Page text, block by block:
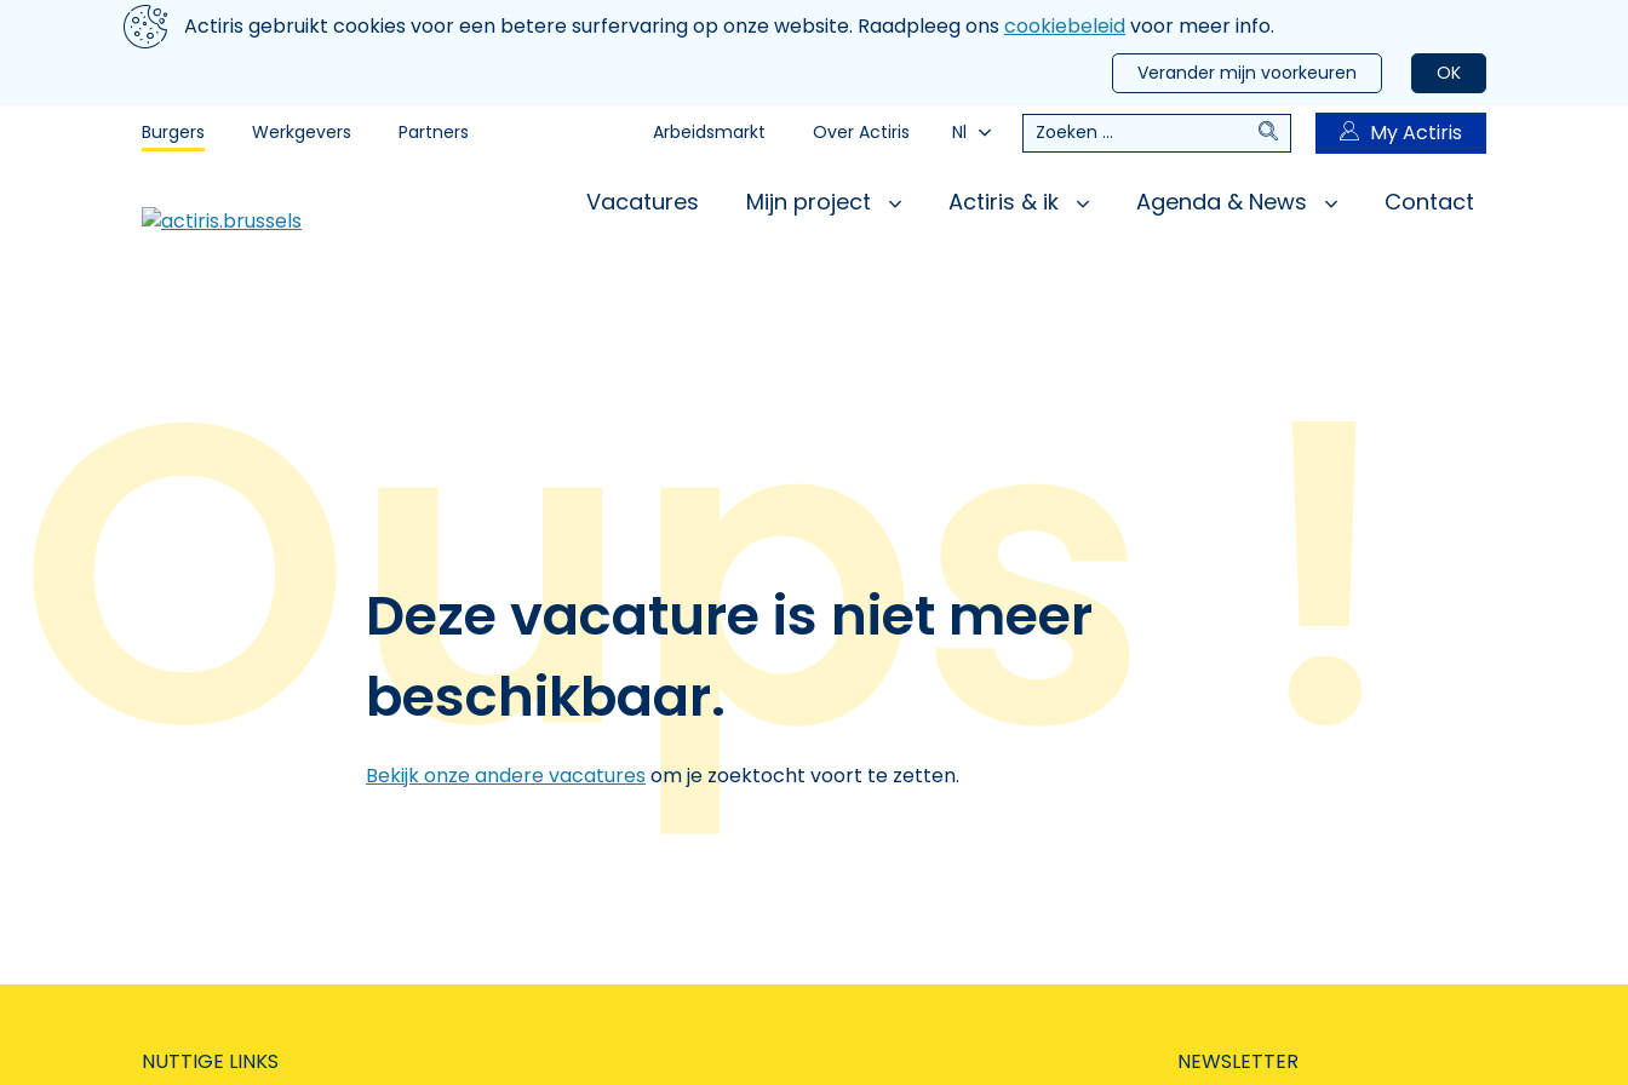
Aller au contenu principal
We gebruiken cookiesActiris gebruikt cookies voor een betere surfervaring op onze website. Raadpleeg onscookiebeleidvoor meer info.
OK
Verander mijn voorkeuren
Burgers Werkgevers Partners Arbeidsmarkt Over Actiris Nl Zoeken Zoeken My Actiris
Vacatures Mijn project Actiris & ik Agenda & News Contact
Deze vacature is niet meer
beschikbaar.
Bekijk onze andere vacaturesom je zoektocht voort te zetten.
NUTTIGE LINKS NEWSLETTER